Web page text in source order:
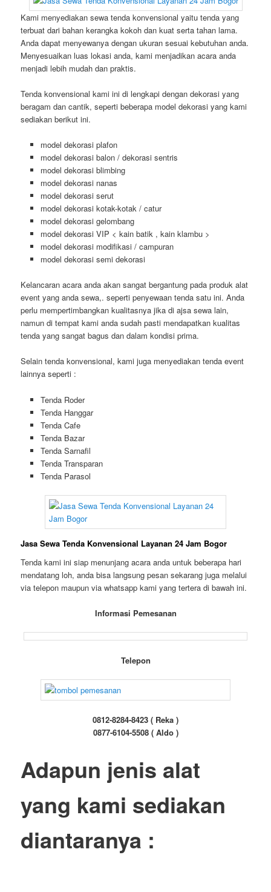
Kami menyediakan sewa tenda konvensional yaitu tenda yang
terbuat dari bahan kerangka kokoh dan kuat serta tahan lama.
Anda dapat menyewanya dengan ukuran sesuai kebutuhan anda.
Menyesuaikan luas lokasi anda, kami menjadikan acara anda
menjadi lebih mudah dan praktis.
Tenda konvensional kami ini di lengkapi dengan dekorasi yang
beragam dan cantik, seperti beberapa model dekorasi yang kami
sediakan berikut ini.
model dekorasi plafon
model dekorasi balon / dekorasi sentris
model dekorasi blimbing
model dekorasi nanas
model dekorasi serut
model dekorasi kotak-kotak / catur
model dekorasi gelombang
model dekorasi VIP < kain batik , kain klambu >
model dekorasi modifikasi / campuran
model dekorasi semi dekorasi
Kelancaran acara anda akan sangat bergantung pada produk alat
event yang anda sewa,. seperti penyewaan tenda satu ini. Anda
perlu mempertimbangkan kualitasnya jika di ajsa sewa lain,
namun di tempat kami anda sudah pasti mendapatkan kualitas
tenda yang sangat bagus dan dalam kondisi prima.
Selain tenda konvensional, kami juga menyediakan tenda event
lainnya seperti :
Tenda Roder
Tenda Hanggar
Tenda Cafe
Tenda Bazar
Tenda Sarnafil
Tenda Transparan
Tenda Parasol
Jasa Sewa Tenda Konvensional Layanan 24 Jam Bogor
Tenda kami ini siap menunjang acara anda untuk beberapa hari
mendatang loh, anda bisa langsung pesan sekarang juga melalui
via telepon maupun via whatsapp kami yang tertera di bawah ini.
Informasi Pemesanan
Telepon
0812-8284-8423 ( Reka )
0877-6104-5508 ( Aldo )
Adapun jenis alat
yang kami sediakan
diantaranya :